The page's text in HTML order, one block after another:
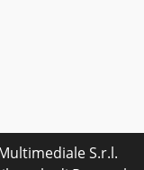
S.r.l.